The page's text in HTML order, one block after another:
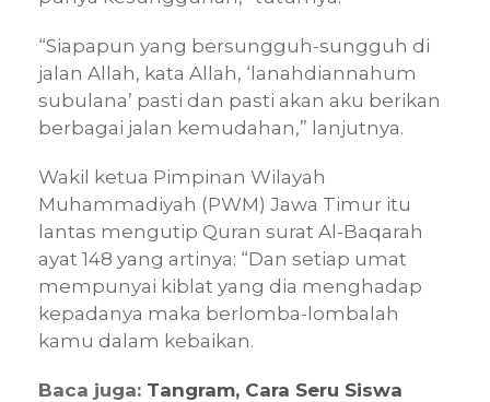
“Siapapun yang bersungguh-sungguh di
jalan Allah, kata Allah, ‘lanahdiannahum
subulana’ pasti dan pasti akan aku berikan
berbagai jalan kemudahan,” lanjutnya.
Wakil ketua Pimpinan Wilayah
Muhammadiyah (PWM) Jawa Timur itu
lantas mengutip Quran surat Al-Baqarah
ayat 148 yang artinya: “Dan setiap umat
mempunyai kiblat yang dia menghadap
kepadanya maka berlomba-lombalah
kamu dalam kebaikan.
Baca juga: Tangram, Cara Seru Siswa